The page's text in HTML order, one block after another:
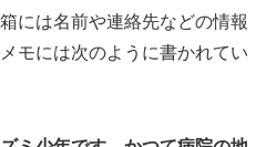
には名前や連絡先などの情報
モには次のように書かれてい